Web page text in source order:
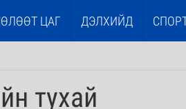
ЦАГ ДЭЛХИЙД
тухай